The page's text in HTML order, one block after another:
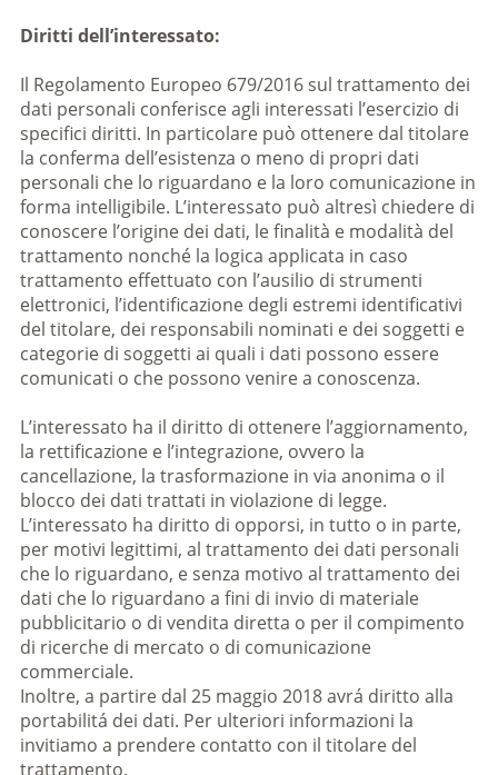
Diritti dell’interessato:
Il Regolamento Europeo 679/2016 sul trattamento dei
dati personali conferisce agli interessati l’esercizio di
specifici diritti. In particolare può ottenere dal titolare
la conferma dell’esistenza o meno di propri dati
personali che lo riguardano e la loro comunicazione in
forma intelligibile. L’interessato può altresì chiedere di
conoscere l’origine dei dati, le finalità e modalità del
trattamento nonché la logica applicata in caso
trattamento effettuato con l’ausilio di strumenti
elettronici, l’identificazione degli estremi identificativi
del titolare, dei responsabili nominati e dei soggetti e
categorie di soggetti ai quali i dati possono essere
comunicati o che possono venire a conoscenza.
L’interessato ha il diritto di ottenere l’aggiornamento,
la rettificazione e l’integrazione, ovvero la
cancellazione, la trasformazione in via anonima o il
blocco dei dati trattati in violazione di legge.
L’interessato ha diritto di opporsi, in tutto o in parte,
per motivi legittimi, al trattamento dei dati personali
che lo riguardano, e senza motivo al trattamento dei
dati che lo riguardano a fini di invio di materiale
pubblicitario o di vendita diretta o per il compimento
di ricerche di mercato o di comunicazione
commerciale.
Inoltre, a partire dal 25 maggio 2018 avrá diritto alla
portabilitá dei dati. Per ulteriori informazioni la
invitiamo a prendere contatto con il titolare del
trattamento.